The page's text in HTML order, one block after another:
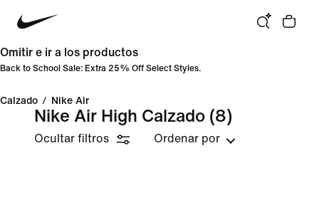
Omitir e ir a los productos
Back to School Sale: Extra 25% Off Select Styles.
Calzado / Nike Air
Nike Air High Calzado (8)
Ocultar filtros Ordenar por